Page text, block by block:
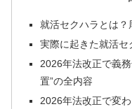
就活セクハラとは
実際に起きた就活
2026年法改正で義
置”の全内容
2026年法改正で変